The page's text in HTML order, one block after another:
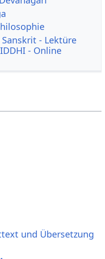
- Lektüre
- Online
und Übersetzung